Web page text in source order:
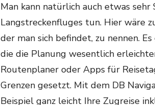
Man kann natürlich auch etwas
Langstreckenfluges tun. Hier wäre
der man sich befindet, zu nennen.
die die Planung wesentlich
Routenplaner oder Apps für
Grenzen gesetzt. Mit dem DB
Beispiel ganz leicht Ihre Zugreise